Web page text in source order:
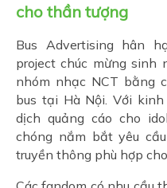
cho thần tượng
Bus Advertising hân
project chúc mừng sinh
nhóm nhạc NCT bằng
bus tại Hà Nội. Với
dịch quảng cáo cho
chóng nắm bắt yêu
truyền thông phù hợp